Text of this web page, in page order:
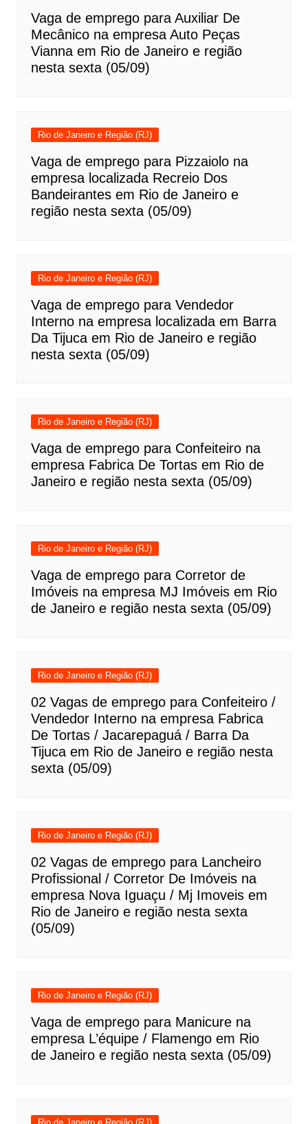
Vaga de emprego para Auxiliar De
Mecânico na empresa Auto Peças
Vianna em Rio de Janeiro e região
nesta sexta (05/09)
Rio de Janeiro e Região (RJ)
Vaga de emprego para Pizzaiolo na
empresa localizada Recreio Dos
Bandeirantes em Rio de Janeiro e
região nesta sexta (05/09)
Rio de Janeiro e Região (RJ)
Vaga de emprego para Vendedor
Interno na empresa localizada em Barra
Da Tijuca em Rio de Janeiro e região
nesta sexta (05/09)
Rio de Janeiro e Região (RJ)
Vaga de emprego para Confeiteiro na
empresa Fabrica De Tortas em Rio de
Janeiro e região nesta sexta (05/09)
Rio de Janeiro e Região (RJ)
Vaga de emprego para Corretor de
Imóveis na empresa MJ Imóveis em Rio
de Janeiro e região nesta sexta (05/09)
Rio de Janeiro e Região (RJ)
02 Vagas de emprego para Confeiteiro /
Vendedor Interno na empresa Fabrica
De Tortas / Jacarepaguá / Barra Da
Tijuca em Rio de Janeiro e região nesta
sexta (05/09)
Rio de Janeiro e Região (RJ)
02 Vagas de emprego para Lancheiro
Profissional / Corretor De Imóveis na
empresa Nova Iguaçu / Mj Imoveis em
Rio de Janeiro e região nesta sexta
(05/09)
Rio de Janeiro e Região (RJ)
Vaga de emprego para Manicure na
empresa L’équipe / Flamengo em Rio
de Janeiro e região nesta sexta (05/09)